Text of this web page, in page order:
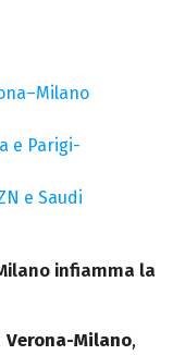
e Parigi-
e Saudi
infiamma la
Verona-Milano,